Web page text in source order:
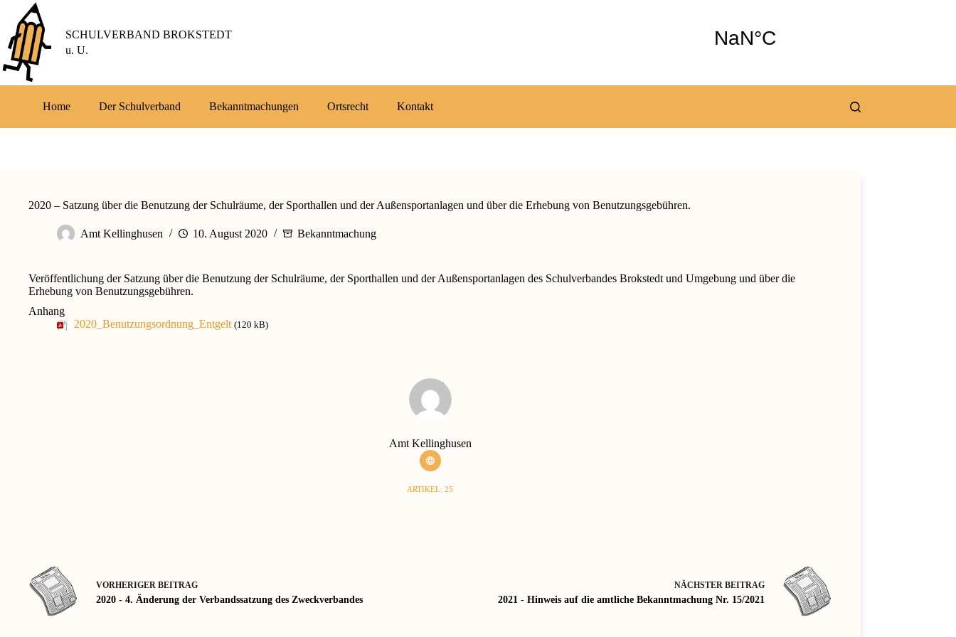
Inhalt
springen
SCHULVERBAND BROKSTEDT
u. U.
Home Der Schulverband Bekanntmachungen Ortsrecht Kontakt
2020 – Satzung über die Benutzung der Schulräume, der Sporthallen und der Außensportanlagen und über die Erhebung von Benutzungsgebühren.
Amt Kellinghusen 10. August 2020 Bekanntmachung
Veröffentlichung der Satzung über die Benutzung der Schulräume, der Sporthallen und der Außensportanlagen des Schulverbandes Brokstedt und Umgebung und über die
Erhebung von Benutzungsgebühren.
Anhang
2020_Benutzungsordnung_Entgelt (120 kB)
Amt Kellinghusen
ARTIKEL: 25
VORHERIGER BEITRAG
2020 - 4. Änderung der Verbandssatzung des Zweckverbandes
NÄCHSTER BEITRAG
2021 - Hinweis auf die amtliche Bekanntmachung Nr. 15/2021